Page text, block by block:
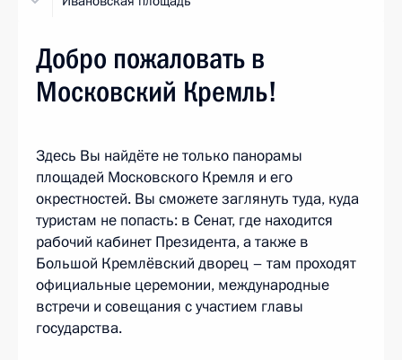
Добро пожаловать в
Московский Кремль!
Здесь Вы найдёте не только панорамы
площадей Московского Кремля и его
окрестностей. Вы сможете заглянуть туда, куда
туристам не попасть: в Сенат, где находится
рабочий кабинет Президента, а также в
Большой Кремлёвский дворец – там проходят
официальные церемонии, международные
встречи и совещания с участием главы
государства.